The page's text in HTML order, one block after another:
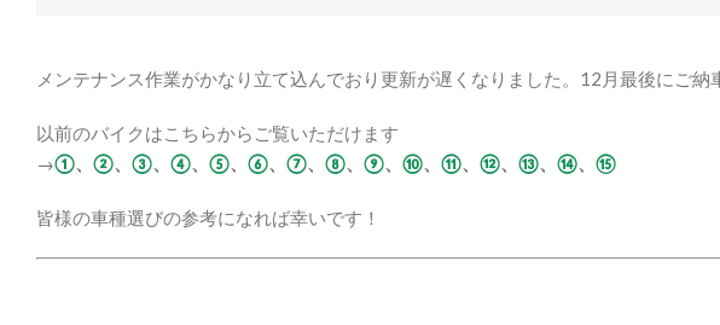
メンテナンス作業がかなり立て込んでおり更新が遅くなりました。12月最後にご納
以前のバイクはこちらからご覧いただけます
→①、 ②、 ③、 ④、 ⑤、 ⑥、 ⑦、 ⑧、 ⑨、 ⑩、 ⑪、 ⑫、 ⑬、 ⑭、 ⑮
皆様の車種選びの参考になれば幸いです！